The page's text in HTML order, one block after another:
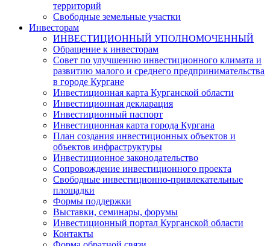
территорий
Свободные земельные участки
Инвесторам
ИНВЕСТИЦИОННЫЙ УПОЛНОМОЧЕННЫЙ
Обращение к инвесторам
Совет по улучшению инвестиционного климата и
развитию малого и среднего предпринимательства
в городе Кургане
Инвестиционная карта Курганской области
Инвестиционная декларация
Инвестиционный паспорт
Инвестиционная карта города Кургана
План создания инвестиционных объектов и
объектов инфраструктуры
Инвестиционное законодательство
Сопровождение инвестиционного проекта
Свободные инвестиционно-привлекательные
площадки
Формы поддержки
Выставки, семинары, форумы
Инвестиционный портал Курганской области
Контакты